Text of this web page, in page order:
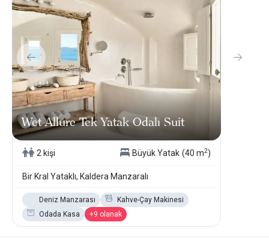
Wet Allure Tek Yatak Odalı Suit
2 kişi Büyük Yatak (40 m2)
Bir Kral Yataklı, Kaldera Manzaralı
Deniz Manzarası
Kahve-Çay Makinesi
Odada Kasa
+9 olanak